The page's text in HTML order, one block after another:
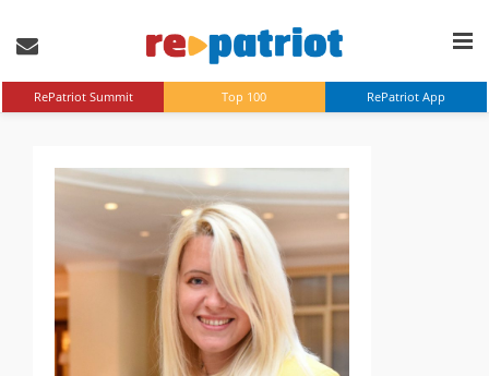
RePatriot Summit Top 100 RePatriot App